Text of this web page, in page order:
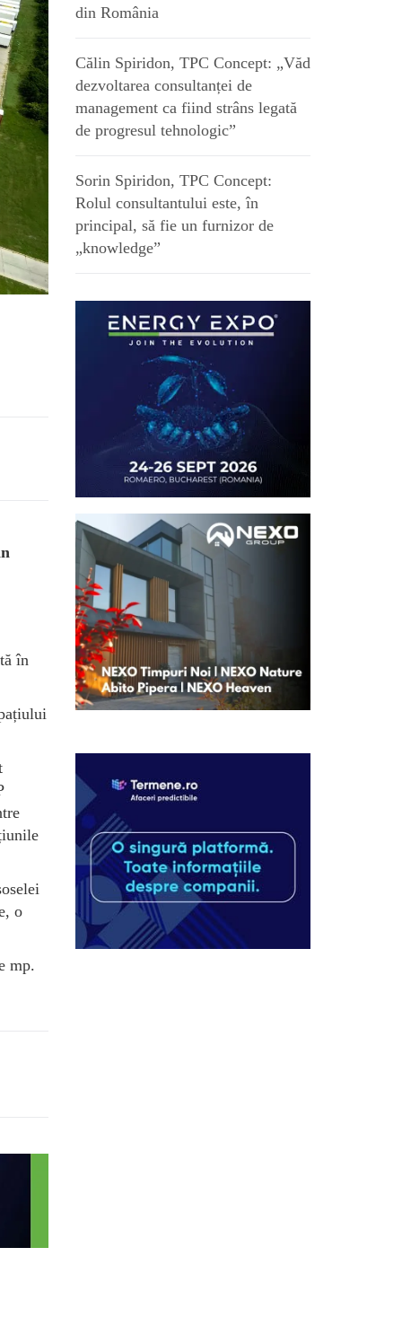
în
o
mp.
din România
Călin Spiridon, TPC Concept: „Văd
dezvoltarea consultanței de
management ca fiind strâns legată
de progresul tehnologic”
Sorin Spiridon, TPC Concept:
Rolul consultantului este, în
principal, să fie un furnizor de
„knowledge”